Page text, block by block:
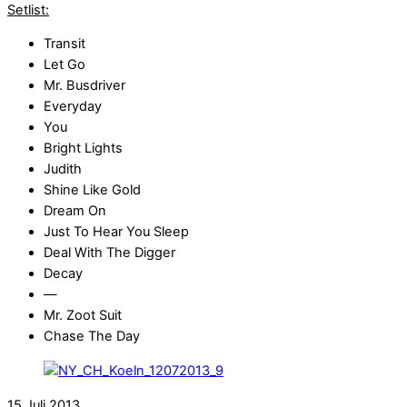
Setlist:
Transit
Let Go
Mr. Busdriver
Everyday
You
Bright Lights
Judith
Shine Like Gold
Dream On
Just To Hear You Sleep
Deal With The Digger
Decay
—
Mr. Zoot Suit
Chase The Day